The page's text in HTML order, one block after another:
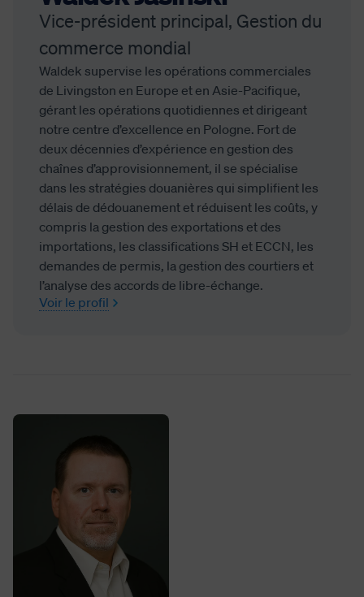
Vice-président principal, Gestion du
commerce mondial
Waldek supervise les opérations commerciales
de Livingston en Europe et en Asie-Pacifique,
gérant les opérations quotidiennes et dirigeant
notre centre d’excellence en Pologne. Fort de
deux décennies d’expérience en gestion des
chaînes d’approvisionnement, il se spécialise
dans les stratégies douanières qui simplifient les
délais de dédouanement et réduisent les coûts, y
compris la gestion des exportations et des
importations, les classifications SH et ECCN, les
demandes de permis, la gestion des courtiers et
l’analyse des accords de libre-échange.
Voir le profil